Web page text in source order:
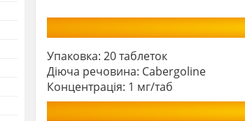
Упаковка: 20 таблеток
Діюча речовина: Cabergoline
Концентрація: 1 мг/таб